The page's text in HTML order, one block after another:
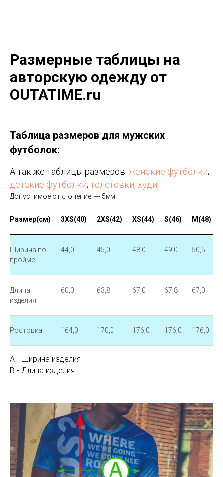
Размерные таблицы на
авторскую одежду от
OUTATIME.ru
Таблица размеров для мужских
футболок:
А так же таблицы размеров: женские футболки;
детские футболки; толстовки, худи
Допустимое отклонение: +- 5мм
Размер(см) 3XS(40) 2XS(42) XS(44) S(46) M(48)
Ширина по
пройме
44,0 45,0 48,0 49,0 50,5
Длина
изделия
60,0 63,8 67,0 67,8 67,0
Ростовка 164,0 170,0 176,0 176,0 176,0
А - Ширина изделия
В - Длина изделия